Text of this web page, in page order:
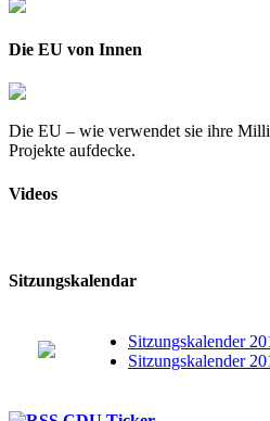
Die EU von Innen
Die EU – wie verwendet sie ihre
Projekte aufdecke.
Videos
Sitzungskalendar
Sitzungskalender
Sitzungskalender